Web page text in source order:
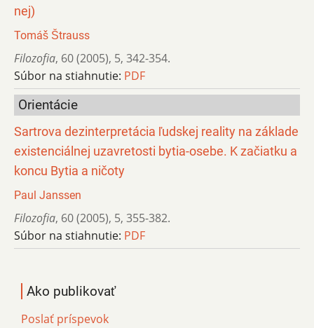
nej)
Tomáš Štrauss
Filozofia, 60 (2005), 5, 342-354.
Súbor na stiahnutie: PDF
Orientácie
Sartrova dezinterpretácia ľudskej reality na základe
existenciálnej uzavretosti bytia-osebe. K začiatku a
koncu Bytia a ničoty
Paul Janssen
Filozofia, 60 (2005), 5, 355-382.
Súbor na stiahnutie: PDF
Ako publikovať
Poslať príspevok